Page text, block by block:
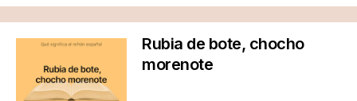
Rubia de bote, chocho
morenote